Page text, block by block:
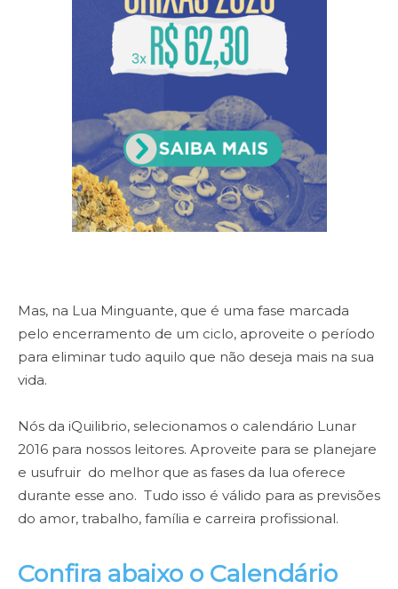
Mas, na Lua Minguante, que é uma fase marcada
pelo encerramento de um ciclo, aproveite o período
para eliminar tudo aquilo que não deseja mais na sua
vida.
Nós da iQuilibrio, selecionamos o calendário Lunar
2016 para nossos leitores. Aproveite para se planejare
e usufruir do melhor que as fases da lua oferece
durante esse ano. Tudo isso é válido para as previsões
do amor, trabalho, família e carreira profissional.
Confira abaixo o Calendário